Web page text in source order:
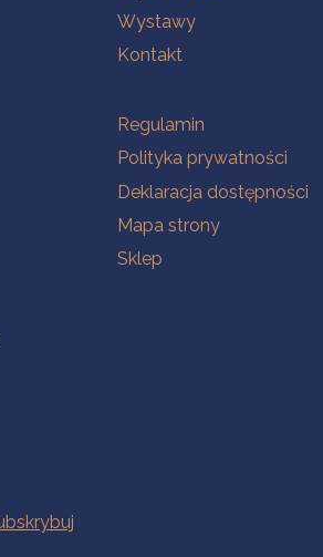
Wystawy
Kontakt
Na skróty
Regulamin
Polityka prywatności
Deklaracja dostępności
Mapa strony
Sklep